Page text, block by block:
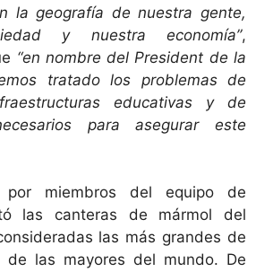
la geografía de nuestra gente,
y nuestra economía”,
“en nombre del President de la
tratado los problemas de
educativas y de
para asegurar este
por miembros del equipo de
las canteras de mármol del
las más grandes de
de las mayores del mundo. De